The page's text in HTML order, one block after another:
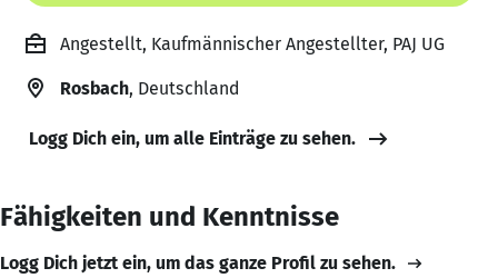
Angestellt, Kaufmännischer Angestellter, PAJ UG
Rosbach, Deutschland
Logg Dich ein, um alle Einträge zu sehen.
Fähigkeiten und Kenntnisse
Logg Dich jetzt ein, um das ganze Profil zu sehen.